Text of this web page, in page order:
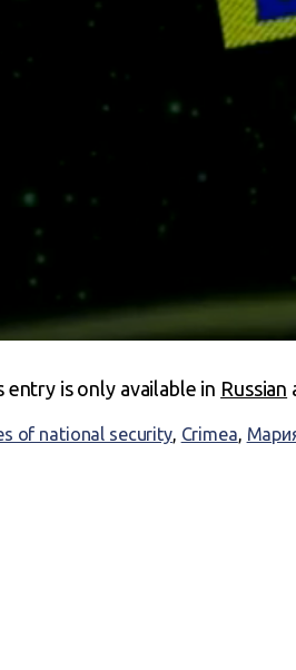
entry is only available in Russian
of national security, Crimea,